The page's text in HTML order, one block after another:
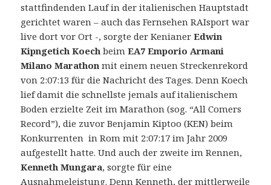
stattfindenden Lauf in der italienischen Hauptstadt
gerichtet waren – auch das Fernsehen RAIsport war
live dort vor Ort -, sorgte der KenianerEdwin
Kipngetich Koech beim EA7 Emporio Armani
Milano Marathon mit einem neuen Streckenrekord
von 2:07:13 für die Nachricht des Tages.Denn Koech
lief damit die schnellste jemals auf italienischem
Boden erzielte Zeit im Marathon (sog. “All Comers
Record”), die zuvor Benjamin Kiptoo (KEN) beim
Konkurrenten in Rom mit 2:07:17 im Jahr 2009
aufgestellt hatte. Und auch der zweite im Rennen,
Kenneth Mungara, sorgte für eine
Ausnahmeleistung. Denn Kenneth, der mittlerweile